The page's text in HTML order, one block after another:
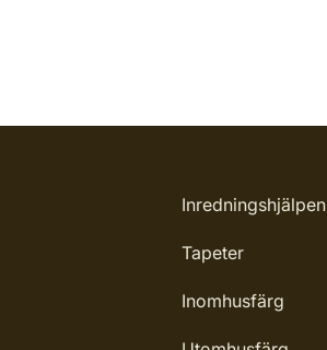
Inredningshjälpen
Tapeter
Inomhusfärg